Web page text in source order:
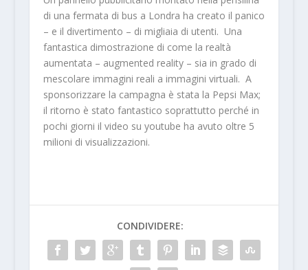
di una fermata di bus a Londra ha creato il panico
– e il divertimento – di migliaia di utenti. Una
fantastica dimostrazione di come la realtà
aumentata – augmented reality – sia in grado di
mescolare immagini reali a immagini virtuali. A
sponsorizzare la campagna è stata la Pepsi Max;
il ritorno è stato fantastico soprattutto perché in
pochi giorni il video su youtube ha avuto oltre 5
milioni di visualizzazioni.
CONDIVIDERE: